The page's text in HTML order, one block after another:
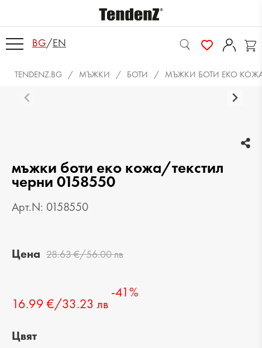
BG/EN
TENDENZ.BG МЪЖКИ БОТИ МЪЖКИ БОТИ ЕКО
мъжки боти еко кожа/текстил
черни 0158550
Арт.N: 0158550
Цена 28.63 €/56.00 лв
16.99 €/33.23 лв
-41%
Цвят